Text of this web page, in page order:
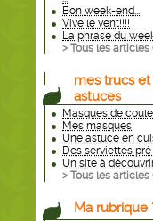
Bon week-end...
Vive le vent!!!!
La phrase du
> Tous les articles
mes trucs et
astuces
Masques de
Mes masques
Une astuce en
Des serviettes
Un site à
> Tous les articles
Ma rubrique